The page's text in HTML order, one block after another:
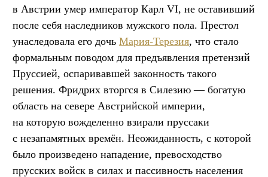
в Австрии умер император Карл VI, не оставивший
после себя наследников мужского пола. Престол
унаследовала его дочь Мария-Терезия, что стало
формальным поводом для предъявления претензий
Пруссией, оспаривавшей законность такого
решения. Фридрих вторгся в Силезию — богатую
область на севере Австрийской империи,
на которую вожделенно взирали пруссаки
с незапамятных времён. Неожиданность, с которой
было произведено нападение, превосходство
прусских войск в силах и пассивность населения